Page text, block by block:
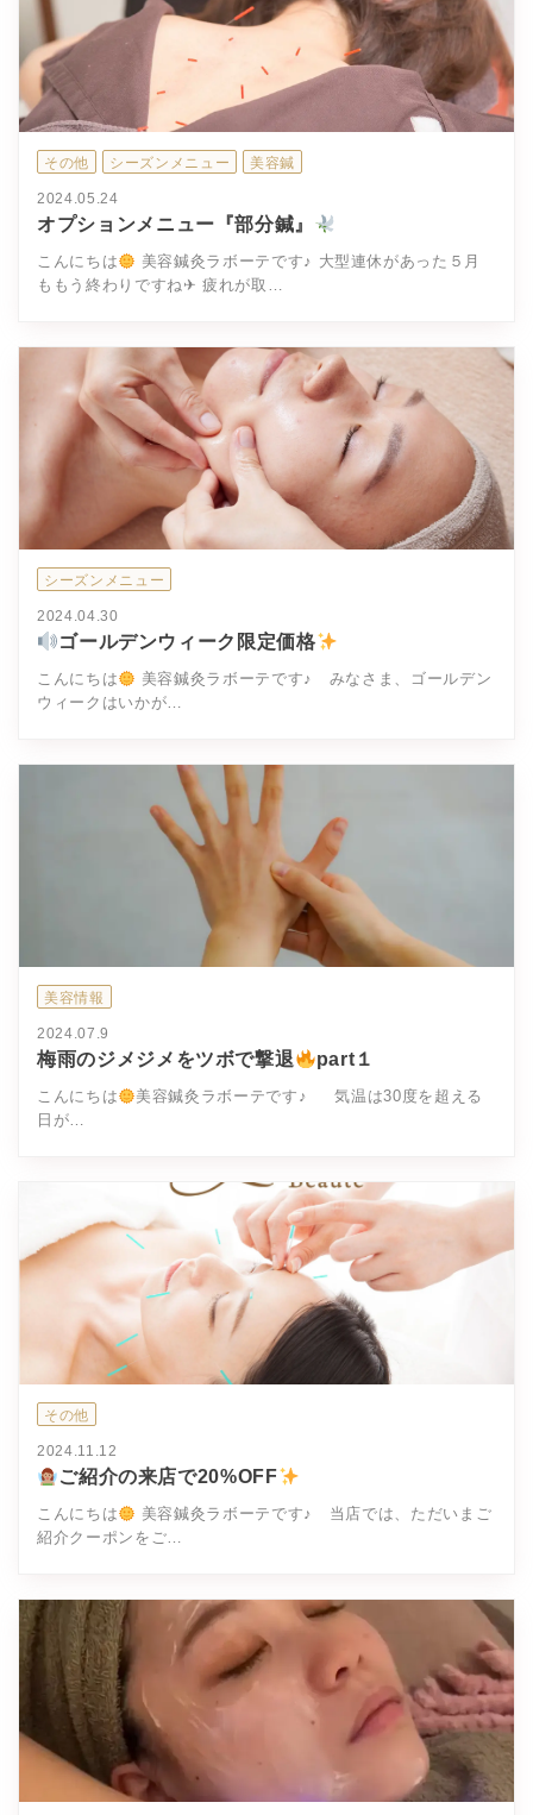
その他 シーズンメニュー 美容鍼
2024.05.24
オプションメニュー『部分鍼』
こんにちは
美容鍼灸ラボーテです♪ 大型連休があった５月
ももう終わりですね✈ 疲れが取…
シーズンメニュー
2024.04.30
ゴールデンウィーク限定価格
こんにちは
美容鍼灸ラボーテです♪ みなさま、ゴールデン
ウィークはいかが…
美容情報
2024.07.9
梅雨のジメジメをツボで撃退 part１
こんにちは
美容鍼灸ラボーテです♪ 気温は30度を超える
日が…
その他
2024.11.12
ご紹介の来店で20%OFF
こんにちは
美容鍼灸ラボーテです♪ 当店では、ただいまご
紹介クーポンをご…